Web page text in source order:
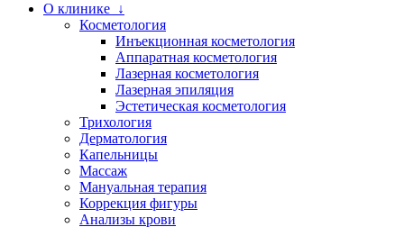
О клинике ↓
Косметология
Инъекционная косметология
Аппаратная косметология
Лазерная косметология
Лазерная эпиляция
Эстетическая косметология
Трихология
Дерматология
Капельницы
Массаж
Мануальная терапия
Коррекция фигуры
Анализы крови